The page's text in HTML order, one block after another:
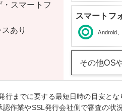
スマートフ
あり
スマートフ
Android
その他OS
までに要する最短日時の目安とな
認作業やSSL発行会社側で審査の状